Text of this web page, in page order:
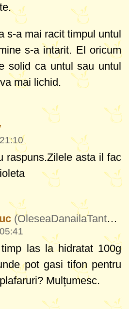
s-a mai racit timpul untul
s-a intarit. El oricum
solid ca untul sau untul
mai lichid.
raspuns.Zilele asta il fac
(OleseaDanailaTantuc658)
las la hidratat 100g
pot gasi tifon pentru
Mulțumesc.